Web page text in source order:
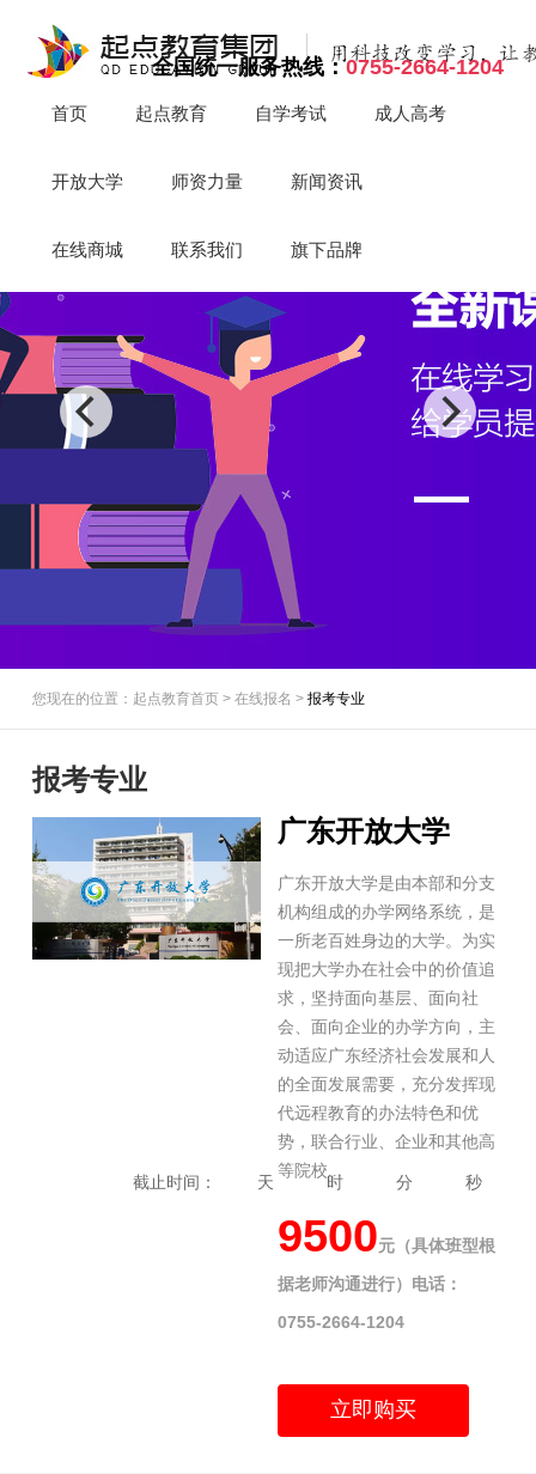
全国统一服务热线：0755-2664-1204
首页 起点教育 自学考试 成人高考
开放大学 师资力量 新闻资讯
在线商城 联系我们 旗下品牌
您现在的位置：起点教育首页 > 在线报名 > 报考专业
截止时间： 天 时 分 秒
报考专业
广东开放大学
广东开放大学是由本部和分支
机构组成的办学网络系统，是
一所老百姓身边的大学。为实
现把大学办在社会中的价值追
求，坚持面向基层、面向社
会、面向企业的办学方向，主
动适应广东经济社会发展和人
的全面发展需要，充分发挥现
代远程教育的办法特色和优
势，联合行业、企业和其他高
等院校...
9500元（具体班型根
据老师沟通进行）电话：
0755-2664-1204
立即购买